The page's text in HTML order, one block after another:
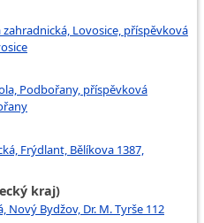
Lovosice, příspěvková
Podbořany, příspěvková
Frýdlant, Bělíkova 1387,
kraj)
Bydžov, Dr. M. Tyrše 112